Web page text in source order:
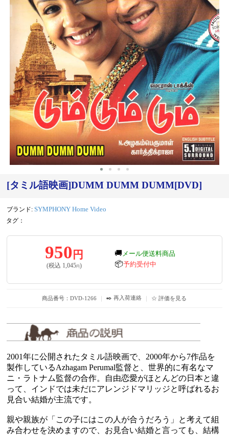
[タミル語映画]DUMM DUMM DUMM[DVD]
ブランド: SYMPHONY Home Video
タグ：
950 円
(税込 1,045円)
🚚 メール便送料商品
📦予約受付中
商品番号：DVD-1266 ｜ ✒️ 再入荷連絡 ｜ ☆ 評価を見る
2001年に公開されたタミル語映画で、2000年から7作品を
製作しているAzhagam Perumal監督と、世界的に有名なマ
ニ・ラトナム監督の合作。自由恋愛がほとんどの日本と違
って、インドでは未だにアレンジドマリッジと呼ばれるお
見合い結婚が主流です。
親や親族が「この子にはこの人が合うだろう」と考えて組
み合わせを決めますので、お見合い結婚と言っても、結構